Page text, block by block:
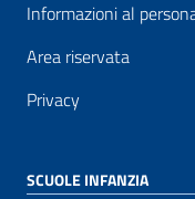
Informazioni al
Area riservata
Privacy
SCUOLE INFANZIA